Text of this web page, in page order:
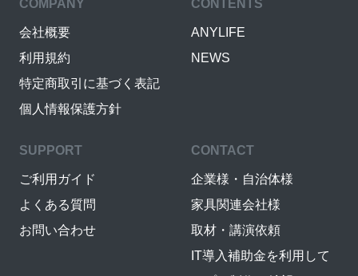
COMPANY
会社概要
利用規約
特定商取引に基づく表記
個人情報保護方針
CONTENTS
ANYLIFE
NEWS
SUPPORT
ご利用ガイド
よくある質問
お問い合わせ
CONTACT
企業様・自治体様
家具関連会社様
取材・講演依頼
IT導入補助金を利用して